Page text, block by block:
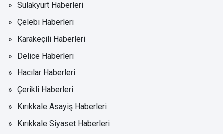
Sulakyurt Haberleri
Çelebi Haberleri
Karakeçili Haberleri
Delice Haberleri
Hacılar Haberleri
Çerikli Haberleri
Kırıkkale Asayiş Haberleri
Kırıkkale Siyaset Haberleri